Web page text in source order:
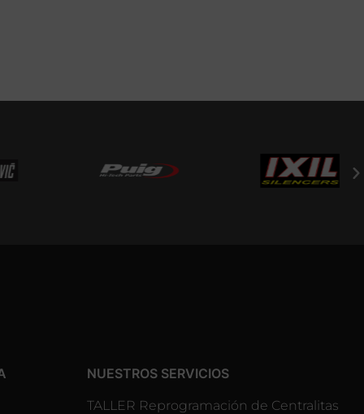
NUESTROS SERVICIOS
TALLER Reprogramación de Centralitas